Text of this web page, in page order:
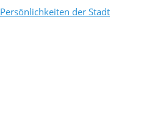
Persönlichkeiten der Stadt